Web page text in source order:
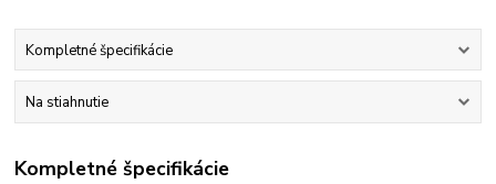
Kompletné špecifikácie
Na stiahnutie
Kompletné špecifikácie